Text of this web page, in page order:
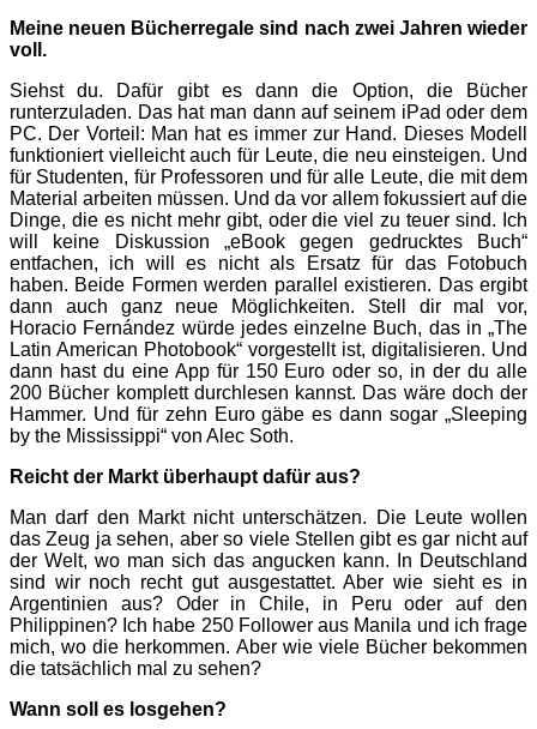
Meine neuen Bücherregale sind nach zwei Jahren wieder
voll.
Siehst du. Dafür gibt es dann die Option, die Bücher
runterzuladen. Das hat man dann auf seinem iPad oder dem
PC. Der Vorteil: Man hat es immer zur Hand. Dieses Modell
funktioniert vielleicht auch für Leute, die neu einsteigen. Und
für Studenten, für Professoren und für alle Leute, die mit dem
Material arbeiten müssen. Und da vor allem fokussiert auf die
Dinge, die es nicht mehr gibt, oder die viel zu teuer sind. Ich
will keine Diskussion „eBook gegen gedrucktes Buch“
entfachen, ich will es nicht als Ersatz für das Fotobuch
haben. Beide Formen werden parallel existieren. Das ergibt
dann auch ganz neue Möglichkeiten. Stell dir mal vor,
Horacio Fernández würde jedes einzelne Buch, das in „The
Latin American Photobook“ vorgestellt ist, digitalisieren. Und
dann hast du eine App für 150 Euro oder so, in der du alle
200 Bücher komplett durchlesen kannst. Das wäre doch der
Hammer. Und für zehn Euro gäbe es dann sogar „Sleeping
by the Mississippi“ von Alec Soth.
Reicht der Markt überhaupt dafür aus?
Man darf den Markt nicht unterschätzen. Die Leute wollen
das Zeug ja sehen, aber so viele Stellen gibt es gar nicht auf
der Welt, wo man sich das angucken kann. In Deutschland
sind wir noch recht gut ausgestattet. Aber wie sieht es in
Argentinien aus? Oder in Chile, in Peru oder auf den
Philippinen? Ich habe 250 Follower aus Manila und ich frage
mich, wo die herkommen. Aber wie viele Bücher bekommen
die tatsächlich mal zu sehen?
Wann soll es losgehen?